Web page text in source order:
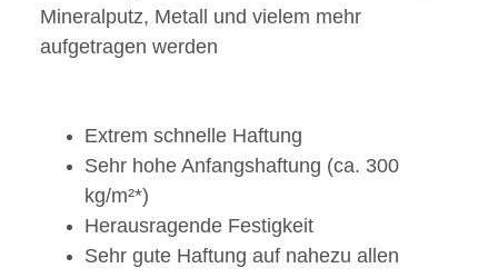
Mineralputz, Metall und vielem mehr
aufgetragen werden
Extrem schnelle Haftung
Sehr hohe Anfangshaftung (ca. 300
kg/m²*)
Herausragende Festigkeit
Sehr gute Haftung auf nahezu allen